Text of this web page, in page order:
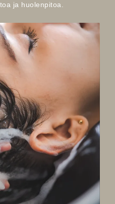
ja huolenpitoa.